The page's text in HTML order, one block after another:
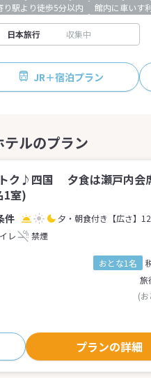
り駅より徒歩5分以内
館内に車いす
日本旅行 収集中
JR＋宿泊プラン
ク♪四国 夕食は瀬戸内会
1室)
夕・朝食付き 【広さ】
レ
禁煙
おとな1名
旅
(
プランの詳細